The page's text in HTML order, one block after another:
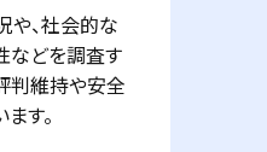
、社会的な
などを調査す
判維持や安全
す。